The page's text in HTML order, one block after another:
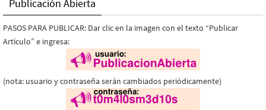
Publicación Abierta
PASOS PARA PUBLICAR: Dar clic en la imagen con el texto “Publicar
Artículo” e ingresa:
(nota: usuario y contraseña serán cambiados periódicamente)